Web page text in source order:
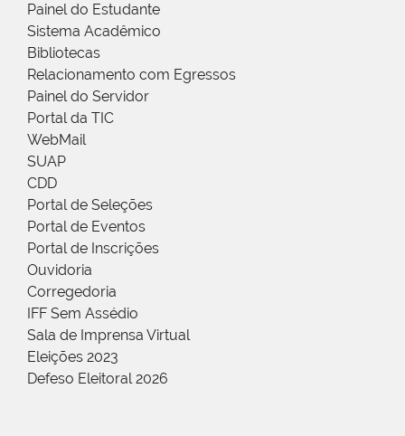
Painel do Estudante
Sistema Acadêmico
Bibliotecas
Relacionamento com Egressos
Painel do Servidor
Portal da TIC
WebMail
SUAP
CDD
Portal de Seleções
Portal de Eventos
Portal de Inscrições
Ouvidoria
Corregedoria
IFF Sem Assédio
Sala de Imprensa Virtual
Eleições 2023
Defeso Eleitoral 2026